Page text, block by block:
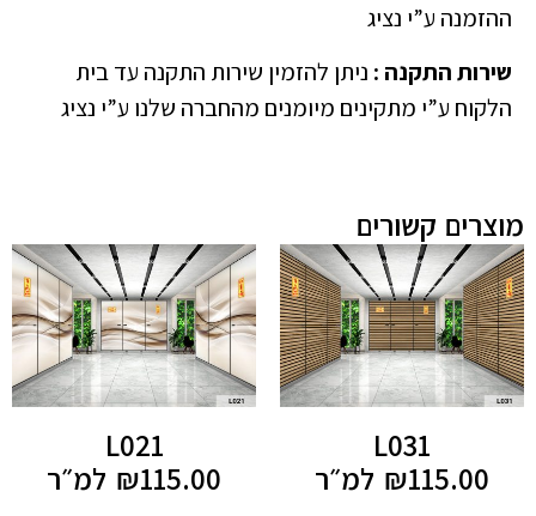
ההזמנה ע”י נציג
שירות התקנה : ניתן להזמין שירות התקנה עד בית
הלקוח ע”י מתקינים מיומנים מהחברה שלנו ע”י נציג
מוצרים קשורים
L031
₪115.00 למ״ר
L021
₪115.00 למ״ר